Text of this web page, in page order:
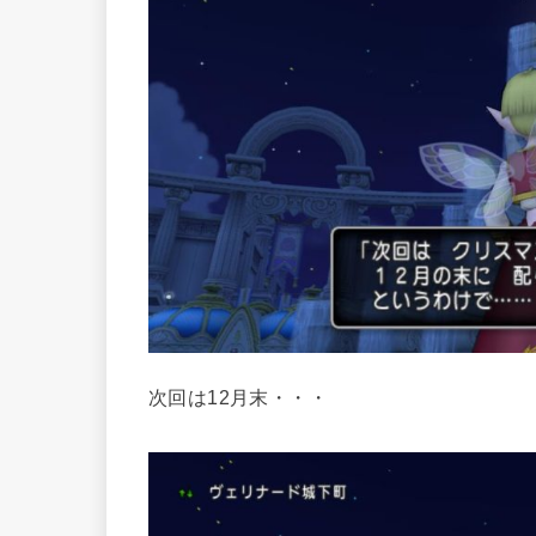
次回は12月末・・・